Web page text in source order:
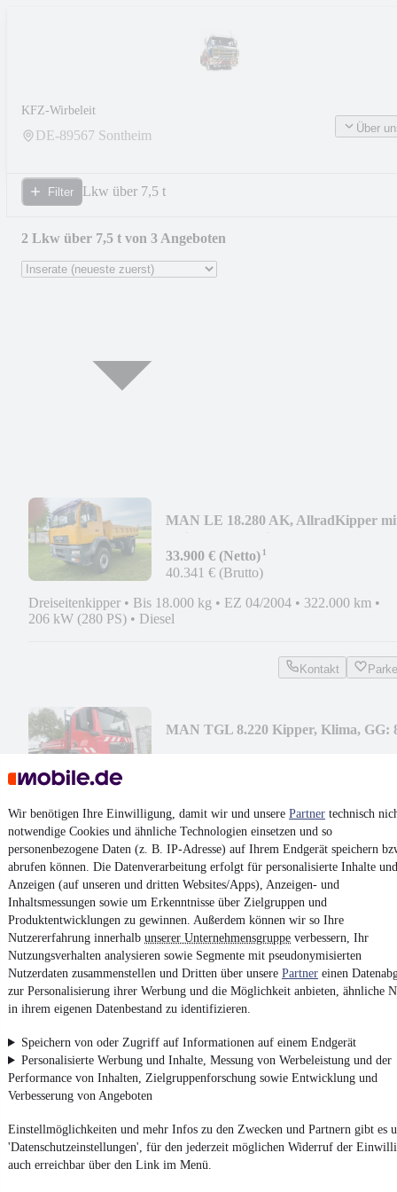
Wir benötigen Ihre Einwilligung, damit wir und unsere Partner technisch
notwendige Cookies und ähnliche Technologien einsetzen und so
personenbezogene Daten (z. B. IP-Adresse) auf Ihrem Endgerät speichern
abrufen können. Die Datenverarbeitung erfolgt für personalisierte Inhalte und
Anzeigen (auf unseren und dritten Websites/Apps), Anzeigen- und
Inhaltsmessungen sowie um Erkenntnisse über Zielgruppen und
Produktentwicklungen zu gewinnen. Außerdem können wir so Ihre
Nutzererfahrung innerhalb unserer Unternehmensgruppe verbessern, Ihr
Nutzungsverhalten analysieren sowie Segmente mit pseudonymisierten
Nutzerdaten zusammenstellen und Dritten über unsere Partner einen
zur Personalisierung ihrer Werbung und die Möglichkeit anbieten, ähnliche
in ihrem eigenen Datenbestand zu identifizieren.
Speichern von oder Zugriff auf Informationen auf einem Endgerät
Personalisierte Werbung und Inhalte, Messung von Werbeleistung und der
Performance von Inhalten, Zielgruppenforschung sowie Entwicklung und
Verbesserung von Angeboten
Einstellmöglichkeiten und mehr Infos zu den Zwecken und Partnern gibt es
'Datenschutzeinstellungen', für den jederzeit möglichen Widerruf der
auch erreichbar über den Link im Menü.
KFZ-Wirbeleit
DE-89567 Sontheim Über
Filter Lkw über 7,5 t
2 Lkw über 7,5 t von 3 Angeboten
MAN LE 18.280 AK, AllradKipper
33.900 € (Netto)¹
40.341 € (Brutto)
Dreiseitenkipper • Bis 18.000 kg • EZ 04/2004 • 322.000 km •
206 kW (280 PS) • Diesel
Kontakt
MAN TGL 8.220 Kipper, Klima, GG:
162 kW (220 PS)•Diesel
Kontakt
¹MwSt. ausweisbar
4.6 Sterne
Nutze mobile.de schnell und einfach
Impressum
Vertrag widerrufen
Datenschutz